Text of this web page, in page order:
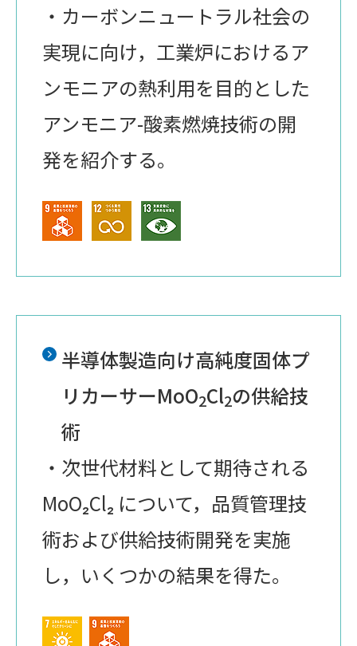
・カーボンニュートラル社会の
実現に向け，工業炉におけるア
ンモニアの熱利用を目的とした
アンモニア-酸素燃焼技術の開
発を紹介する。
半導体製造向け高純度固体プ
リカーサーMoO2Cl2の供給技
術
・次世代材料として期待される
MoO₂Cl₂ について，品質管理技
術および供給技術開発を実施
し，いくつかの結果を得た。